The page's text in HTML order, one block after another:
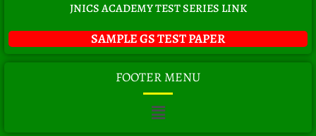
JNICS ACADEMY TEST SERIES LINK
SAMPLE GS TEST PAPER
FOOTER MENU
Menu